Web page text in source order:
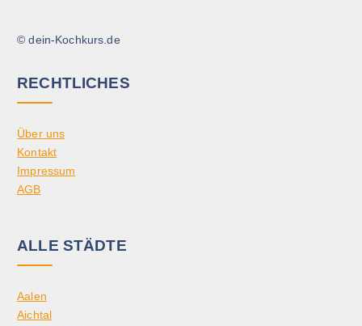
© dein-Kochkurs.de
RECHTLICHES
Über uns
Kontakt
Impressum
AGB
ALLE STÄDTE
Aalen
Aichtal